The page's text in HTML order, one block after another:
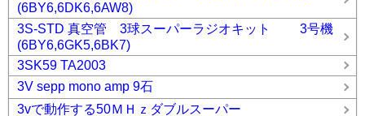
(6BY6,6DK6,6AW8)
3S-STD 真空管 3球スーパーラジオキット 3号機
(6BY6,6GK5,6BK7)
3SK59 TA2003
3V sepp mono amp 9石
3vで動作する50ＭＨｚダブルスーパー